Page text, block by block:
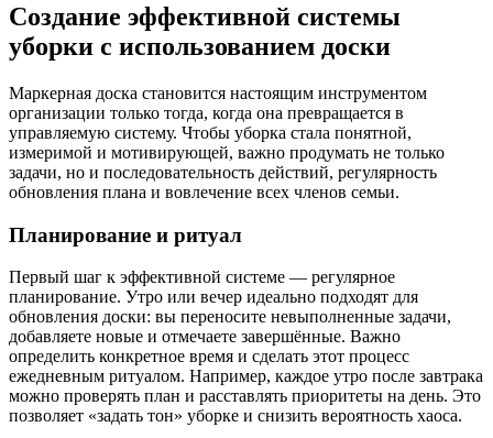
Создание эффективной системы
уборки с использованием доски
Маркерная доска становится настоящим инструментом
организации только тогда, когда она превращается в
управляемую систему. Чтобы уборка стала понятной,
измеримой и мотивирующей, важно продумать не только
задачи, но и последовательность действий, регулярность
обновления плана и вовлечение всех членов семьи.
Планирование и ритуал
Первый шаг к эффективной системе — регулярное
планирование. Утро или вечер идеально подходят для
обновления доски: вы переносите невыполненные задачи,
добавляете новые и отмечаете завершённые. Важно
определить конкретное время и сделать этот процесс
ежедневным ритуалом. Например, каждое утро после завтрака
можно проверять план и расставлять приоритеты на день. Это
позволяет «задать тон» уборке и снизить вероятность хаоса.